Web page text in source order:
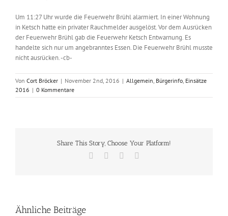
Um 11:27 Uhr wurde die Feuerwehr Brühl alarmiert. In einer Wohnung
in Ketsch hatte ein privater Rauchmelder ausgelöst. Vor dem Ausrücken
der Feuerwehr Brühl gab die Feuerwehr Ketsch Entwarnung. Es
handelte sich nur um angebranntes Essen. Die Feuerwehr Brühl musste
nicht ausrücken. -cb-
Von Cort Bröcker | November 2nd, 2016 | Allgemein, Bürgerinfo, Einsätze
2016 | 0 Kommentare
Share This Story, Choose Your Platform!
Facebook
Ähnliche Beiträge